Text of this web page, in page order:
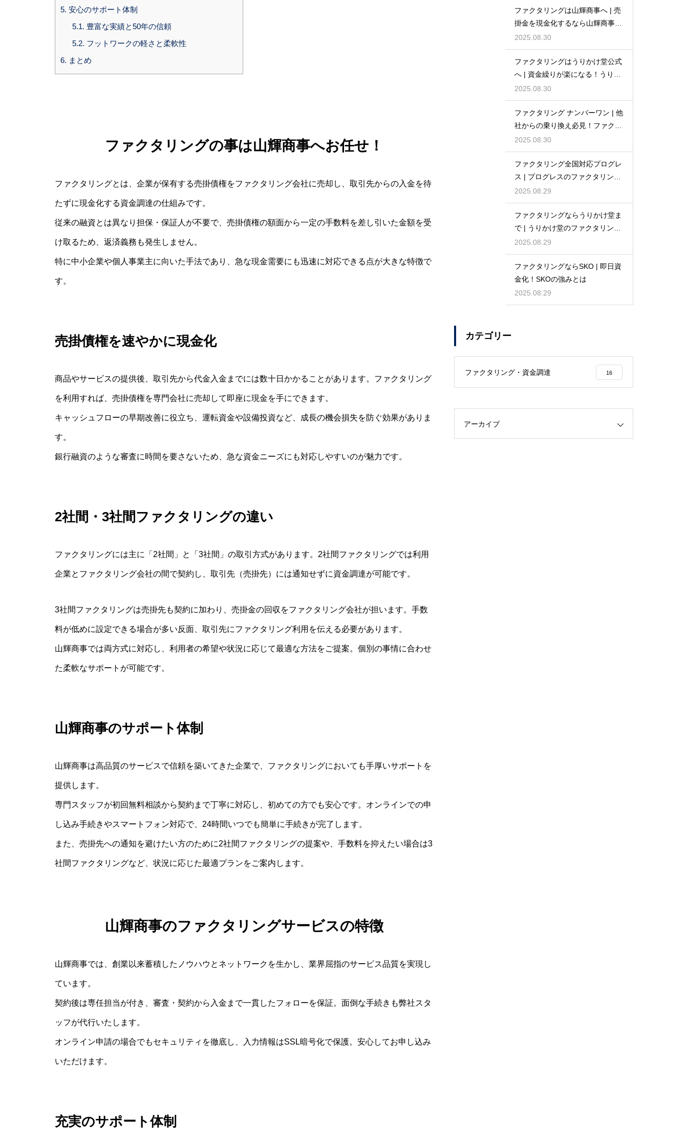
5. 安心のサポート体制
5.1. 豊富な実績と50年の信頼
5.2. フットワークの軽さと柔軟性
6. まとめ
ファクタリングの事は山輝商事へお任せ！
ファクタリングとは、企業が保有する売掛債権をファクタリング会社に売却し、取引先からの入金を待
たずに現金化する資金調達の仕組みです。
従来の融資とは異なり担保・保証人が不要で、売掛債権の額面から一定の手数料を差し引いた金額を受
け取るため、返済義務も発生しません。
特に中小企業や個人事業主に向いた手法であり、急な現金需要にも迅速に対応できる点が大きな特徴で
す。
売掛債権を速やかに現金化
商品やサービスの提供後、取引先から代金入金までには数十日かかることがあります。ファクタリング
を利用すれば、売掛債権を専門会社に売却して即座に現金を手にできます。
キャッシュフローの早期改善に役立ち、運転資金や設備投資など、成長の機会損失を防ぐ効果がありま
す。
銀行融資のような審査に時間を要さないため、急な資金ニーズにも対応しやすいのが魅力です。
2社間・3社間ファクタリングの違い
ファクタリングには主に「2社間」と「3社間」の取引方式があります。2社間ファクタリングでは利用
企業とファクタリング会社の間で契約し、取引先（売掛先）には通知せずに資金調達が可能です。
3社間ファクタリングは売掛先も契約に加わり、売掛金の回収をファクタリング会社が担います。手数
料が低めに設定できる場合が多い反面、取引先にファクタリング利用を伝える必要があります。
山輝商事では両方式に対応し、利用者の希望や状況に応じて最適な方法をご提案。個別の事情に合わせ
た柔軟なサポートが可能です。
山輝商事のサポート体制
山輝商事は高品質のサービスで信頼を築いてきた企業で、ファクタリングにおいても手厚いサポートを
提供します。
専門スタッフが初回無料相談から契約まで丁寧に対応し、初めての方でも安心です。オンラインでの申
し込み手続きやスマートフォン対応で、24時間いつでも簡単に手続きが完了します。
また、売掛先への通知を避けたい方のために2社間ファクタリングの提案や、手数料を抑えたい場合は3
社間ファクタリングなど、状況に応じた最適プランをご案内します。
山輝商事のファクタリングサービスの特徴
山輝商事では、創業以来蓄積したノウハウとネットワークを生かし、業界屈指のサービス品質を実現し
ています。
契約後は専任担当が付き、審査・契約から入金まで一貫したフォローを保証。面倒な手続きも弊社スタ
ッフが代行いたします。
オンライン申請の場合でもセキュリティを徹底し、入力情報はSSL暗号化で保護。安心してお申し込み
いただけます。
充実のサポート体制
ファクタリングは山輝商事へ | 売
掛金を現金化するなら山輝商事の
ファクタリング
2025.08.30
ファクタリングはうりかけ堂公式
へ | 資金繰りが楽になる！うりか
け堂のファクタリングの成り立ち
と魅力
2025.08.30
ファクタリング ナンバーワン | 他
社からの乗り換え必見！ファクタ
リングナンバーワンの特別なメリ
ット
2025.08.30
ファクタリング全国対応プログレ
ス | プログレスのファクタリング
で手間いらずの現金化を実現
2025.08.29
ファクタリングならうりかけ堂ま
で | うりかけ堂のファクタリング
が選ばれる理由
2025.08.29
ファクタリングならSKO | 即日資
金化！SKOの強みとは
2025.08.29
カテゴリー
ファクタリング・資金調達 16
アーカイブ